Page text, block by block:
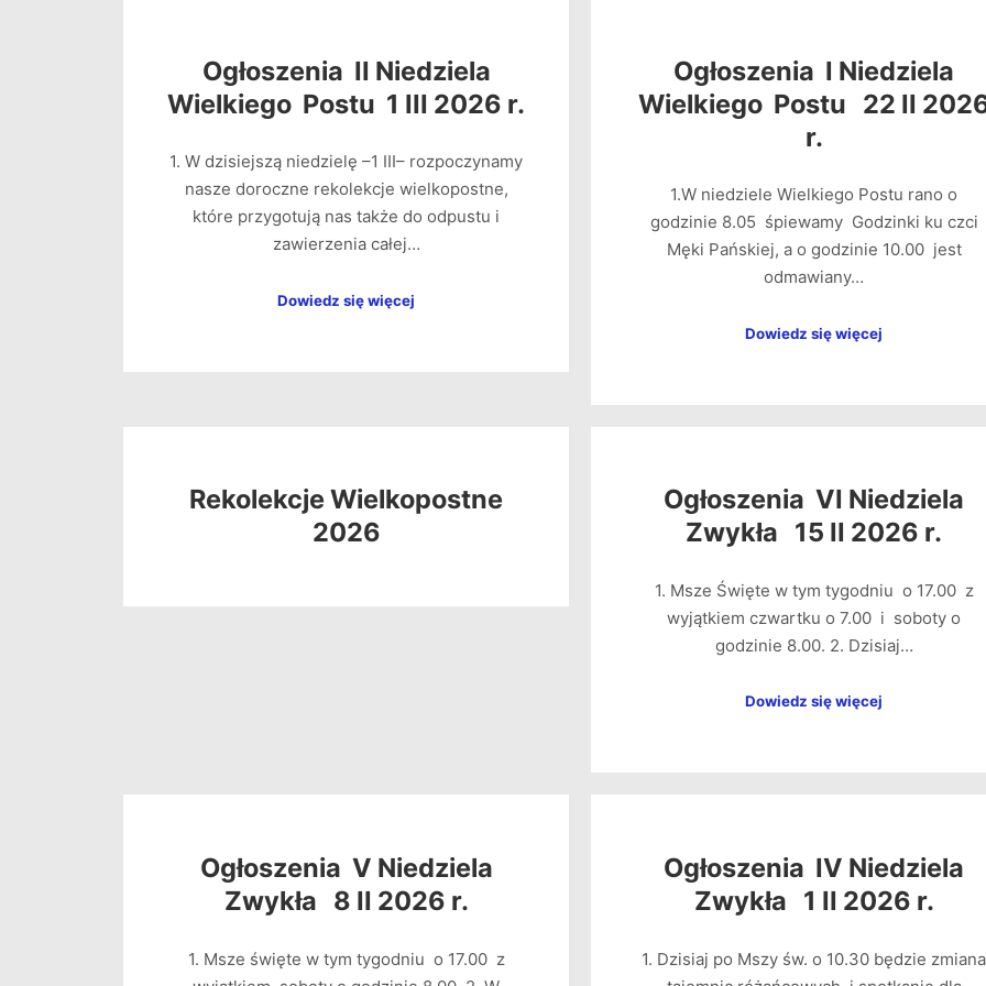
Ogłoszenia II Niedziela
Wielkiego Postu 1 III 2026 r.
1. W dzisiejszą niedzielę –1 III– rozpoczynamy
nasze doroczne rekolekcje wielkopostne,
które przygotują nas także do odpustu i
zawierzenia całej…
Dowiedz się więcej
Ogłoszenia I Niedziela
Wielkiego Postu 22 II
r.
1.W niedziele Wielkiego Postu rano o
godzinie 8.05 śpiewamy Godzinki ku czci
Męki Pańskiej, a o godzinie 10.00 jest
odmawiany…
Dowiedz się więcej
Rekolekcje Wielkopostne
2026
Ogłoszenia VI Niedziela
Zwykła 15 II 2026 r.
1. Msze Święte w tym tygodniu o 17.00 z
wyjątkiem czwartku o 7.00 i soboty o
godzinie 8.00. 2. Dzisiaj…
Dowiedz się więcej
Ogłoszenia V Niedziela
Zwykła 8 II 2026 r.
1. Msze święte w tym tygodniu o 17.00 z
Ogłoszenia IV Niedziela
Zwykła 1 II 2026 r.
1. Dzisiaj po Mszy św. o 10.30 będzie zmiana